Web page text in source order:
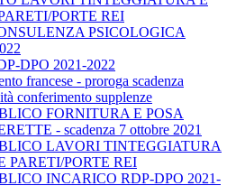
PORTE REI
PSICOLOGICA
DPO 2021-2022
francese - proroga scadenza
conferimento supplenze
FORNITURA E POSA
- scadenza 7 ottobre 2021
LAVORI TINTEGGIATURA
PARETI/PORTE REI
INCARICO RDP-DPO 2021-